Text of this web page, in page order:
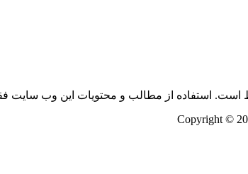
استفاده از مطالب و محتویات این وب سایت
Copyright ©